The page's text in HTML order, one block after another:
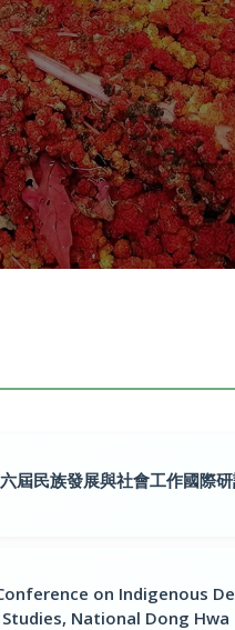
屆民族發展與社會工作國際
on Indigenous
National Dong